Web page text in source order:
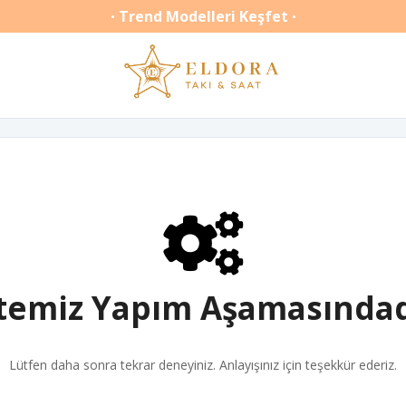
• Trend Modelleri Keşfet •
Yapım
Lütfen daha sonra tekrar deneyiniz. Anlayışınız için teşekkür ederiz.